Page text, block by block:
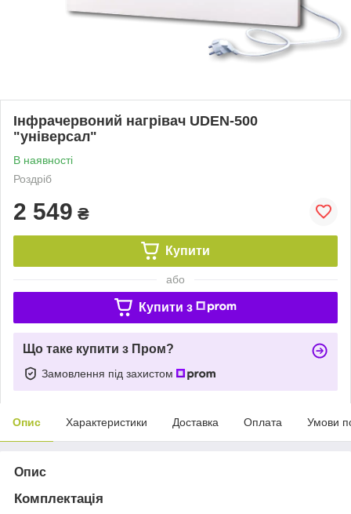
Інфрачервоний нагрівач UDEN-500
"універсал"
В наявності
Роздріб
2 549 ₴
Купити
або
Купити з
Що таке купити з Пром?
Замовлення під захистом
Опис Характеристики Доставка Оплата Умови
Опис
Комплектація